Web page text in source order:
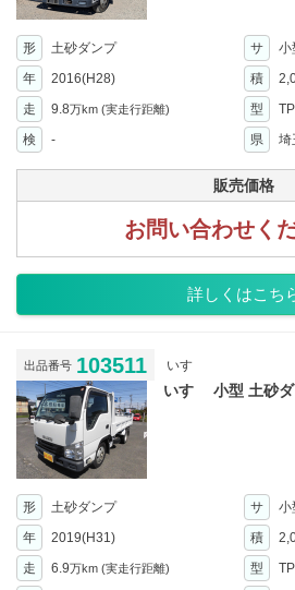
形 土砂ダンプ サ
小
年
2016(H28) 積
走 9.8万km (実走行距離) 型
検
- 県 埼
販売価格
お問い合わせく
詳しくはこち
出品番号 103511 いすゞ
いすゞ 小型 土砂
形 土砂ダンプ サ
小
年
2019(H31) 積
走 6.9万km (実走行距離) 型